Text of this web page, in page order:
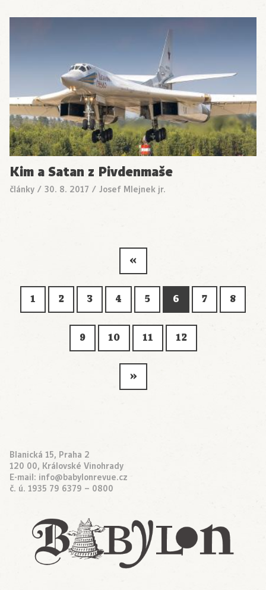
Kim a Satan z Pivdenmaše
články / 30. 8. 2017 / Josef Mlejnek jr.
«
1 2 3 4 5 6 7 8
9 10 11 12
»
Blanická 15, Praha 2
120 00, Královské Vinohrady
E-mail: info@babylonrevue.cz
č. ú. 1935 79 6379 – 0800